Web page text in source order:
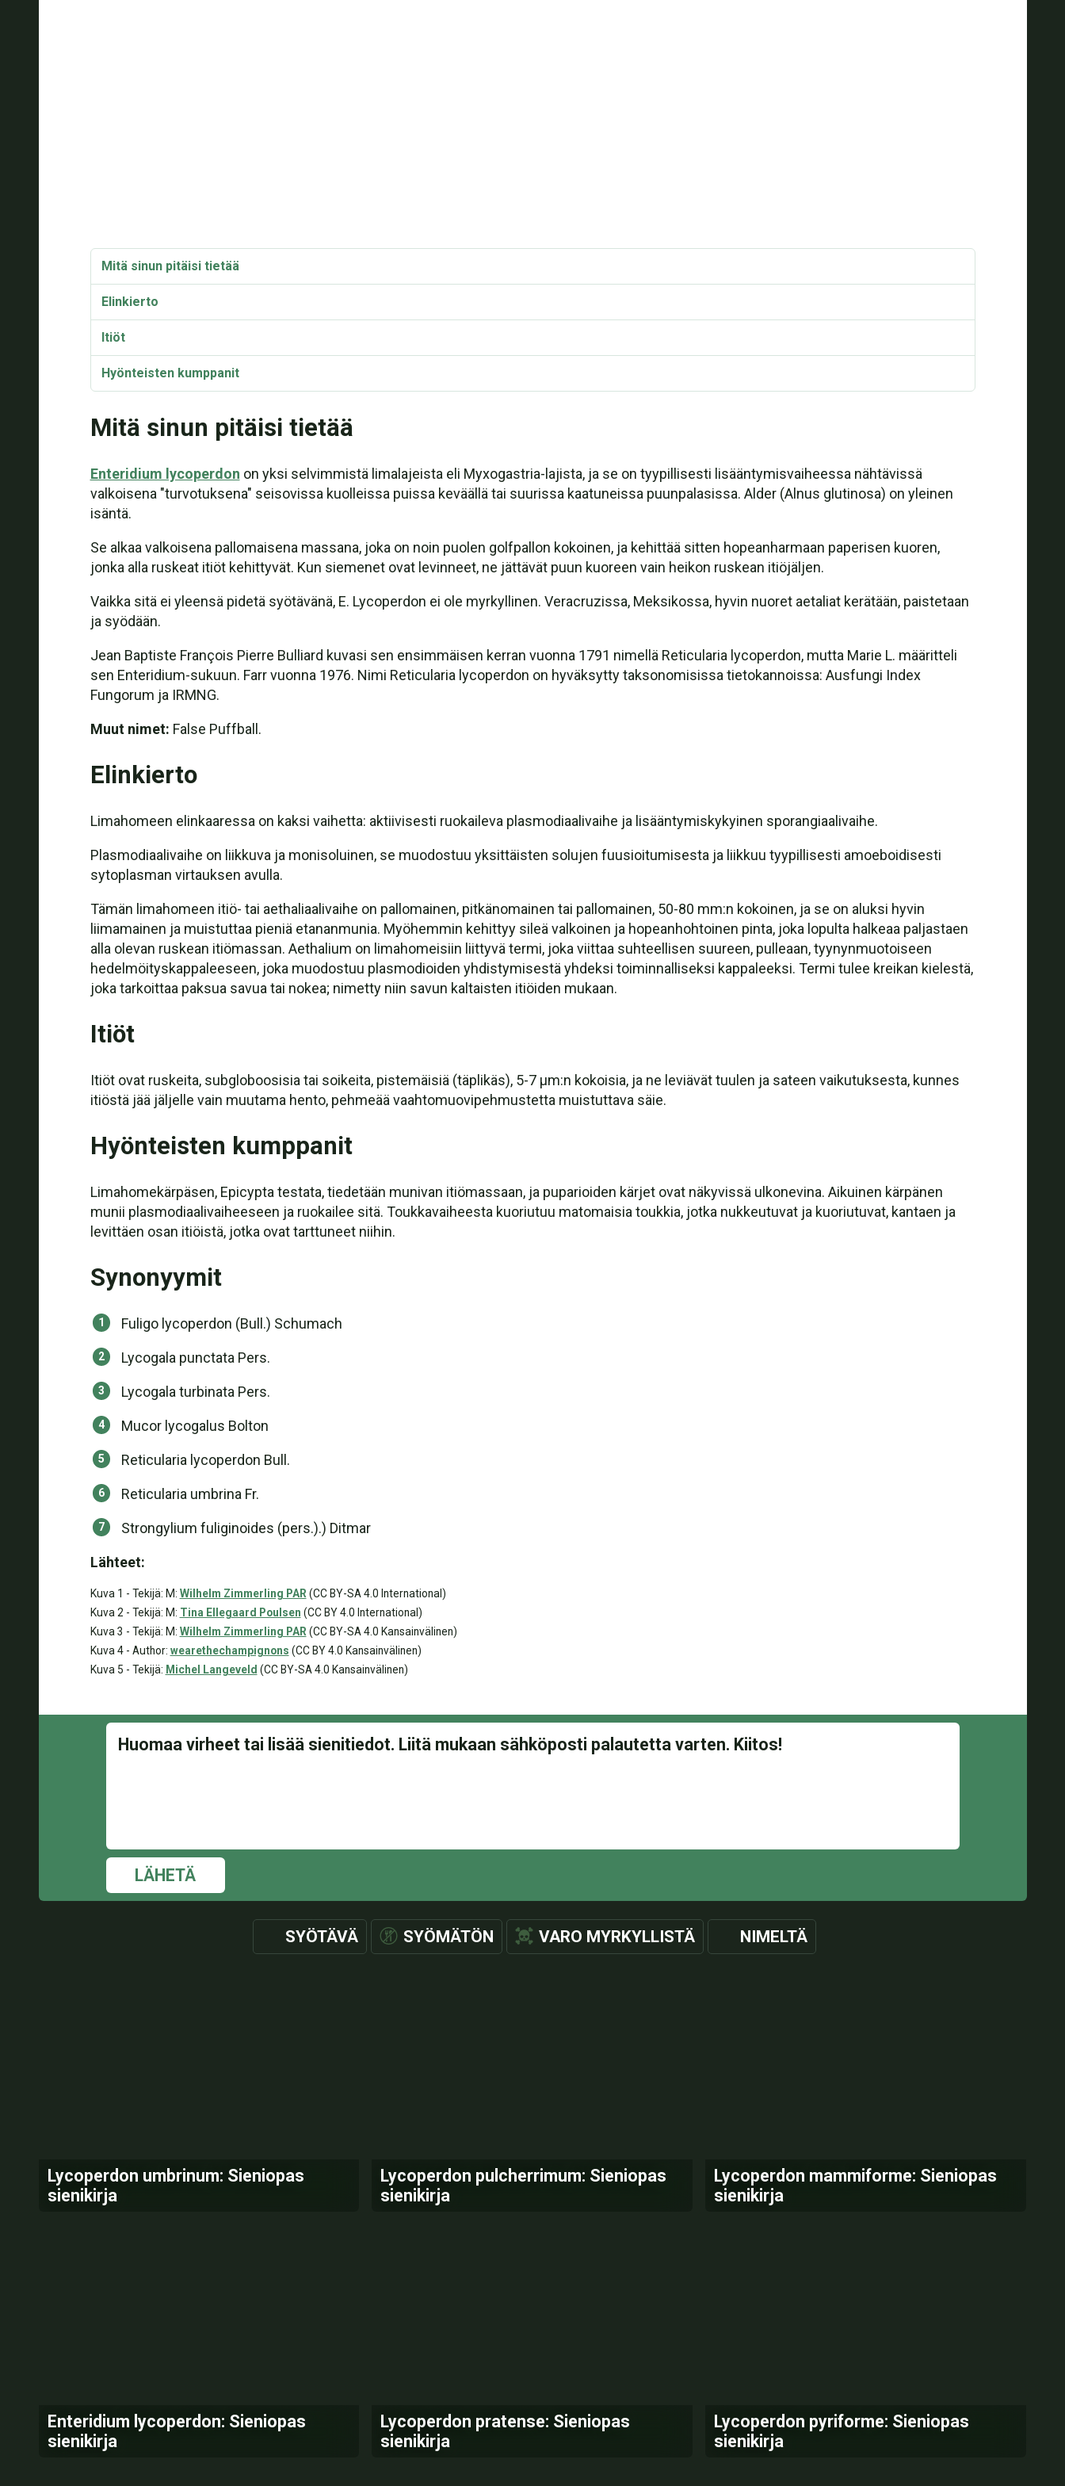
Mitä sinun pitäisi tietää
Elinkierto
Itiöt
Hyönteisten kumppanit
Mitä sinun pitäisi tietää
Enteridium lycoperdon on yksi selvimmistä limalajeista eli Myxogastria-lajista, ja se on tyypillisesti lisääntymisvaiheessa nähtävissä
valkoisena "turvotuksena" seisovissa kuolleissa puissa keväällä tai suurissa kaatuneissa puunpalasissa. Alder (Alnus glutinosa) on yleinen
isäntä.
Se alkaa valkoisena pallomaisena massana, joka on noin puolen golfpallon kokoinen, ja kehittää sitten hopeanharmaan paperisen kuoren,
jonka alla ruskeat itiöt kehittyvät. Kun siemenet ovat levinneet, ne jättävät puun kuoreen vain heikon ruskean itiöjäljen.
Vaikka sitä ei yleensä pidetä syötävänä, E. Lycoperdon ei ole myrkyllinen. Veracruzissa, Meksikossa, hyvin nuoret aetaliat kerätään, paistetaan
ja syödään.
Jean Baptiste François Pierre Bulliard kuvasi sen ensimmäisen kerran vuonna 1791 nimellä Reticularia lycoperdon, mutta Marie L. määritteli
sen Enteridium-sukuun. Farr vuonna 1976. Nimi Reticularia lycoperdon on hyväksytty taksonomisissa tietokannoissa: Ausfungi Index
Fungorum ja IRMNG.
Muut nimet: False Puffball.
Elinkierto
Limahomeen elinkaaressa on kaksi vaihetta: aktiivisesti ruokaileva plasmodiaalivaihe ja lisääntymiskykyinen sporangiaalivaihe.
Plasmodiaalivaihe on liikkuva ja monisoluinen, se muodostuu yksittäisten solujen fuusioitumisesta ja liikkuu tyypillisesti amoeboidisesti
sytoplasman virtauksen avulla.
Tämän limahomeen itiö- tai aethaliaalivaihe on pallomainen, pitkänomainen tai pallomainen, 50-80 mm:n kokoinen, ja se on aluksi hyvin
liimamainen ja muistuttaa pieniä etananmunia. Myöhemmin kehittyy sileä valkoinen ja hopeanhohtoinen pinta, joka lopulta halkeaa paljastaen
alla olevan ruskean itiömassan. Aethalium on limahomeisiin liittyvä termi, joka viittaa suhteellisen suureen, pulleaan, tyynynmuotoiseen
hedelmöityskappaleeseen, joka muodostuu plasmodioiden yhdistymisestä yhdeksi toiminnalliseksi kappaleeksi. Termi tulee kreikan kielestä,
joka tarkoittaa paksua savua tai nokea; nimetty niin savun kaltaisten itiöiden mukaan.
Itiöt
Itiöt ovat ruskeita, subgloboosisia tai soikeita, pistemäisiä (täplikäs), 5-7 µm:n kokoisia, ja ne leviävät tuulen ja sateen vaikutuksesta, kunnes
itiöstä jää jäljelle vain muutama hento, pehmeää vaahtomuovipehmustetta muistuttava säie.
Hyönteisten kumppanit
Limahomekärpäsen, Epicypta testata, tiedetään munivan itiömassaan, ja puparioiden kärjet ovat näkyvissä ulkonevina. Aikuinen kärpänen
munii plasmodiaalivaiheeseen ja ruokailee sitä. Toukkavaiheesta kuoriutuu matomaisia toukkia, jotka nukkeutuvat ja kuoriutuvat, kantaen ja
levittäen osan itiöistä, jotka ovat tarttuneet niihin.
Synonyymit
Fuligo lycoperdon (Bull.) Schumach
Lycogala punctata Pers.
Lycogala turbinata Pers.
Mucor lycogalus Bolton
Reticularia lycoperdon Bull.
Reticularia umbrina Fr.
Strongylium fuliginoides (pers.).) Ditmar
Lähteet:
Kuva 1 - Tekijä: M: Wilhelm Zimmerling PAR (CC BY-SA 4.0 International)
Kuva 2 - Tekijä: M: Tina Ellegaard Poulsen (CC BY 4.0 International)
Kuva 3 - Tekijä: M: Wilhelm Zimmerling PAR (CC BY-SA 4.0 Kansainvälinen)
Kuva 4 - Author: wearethechampignons (CC BY 4.0 Kansainvälinen)
Kuva 5 - Tekijä: Michel Langeveld (CC BY-SA 4.0 Kansainvälinen)
LÄHETÄ
SYÖTÄVÄ SYÖMÄTÖN VARO MYRKYLLISTÄ NIMELTÄ
Lycoperdon umbrinum: Sieniopas
sienikirja
Lycoperdon pulcherrimum: Sieniopas
sienikirja
Lycoperdon mammiforme: Sieniopas
sienikirja
Enteridium lycoperdon: Sieniopas
sienikirja
Lycoperdon pratense: Sieniopas
sienikirja
Lycoperdon pyriforme: Sieniopas
sienikirja